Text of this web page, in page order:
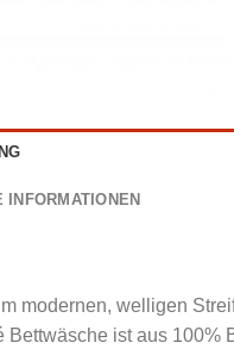
INFORMATIONEN
modernen, welligen
Bettwäsche ist aus 100%